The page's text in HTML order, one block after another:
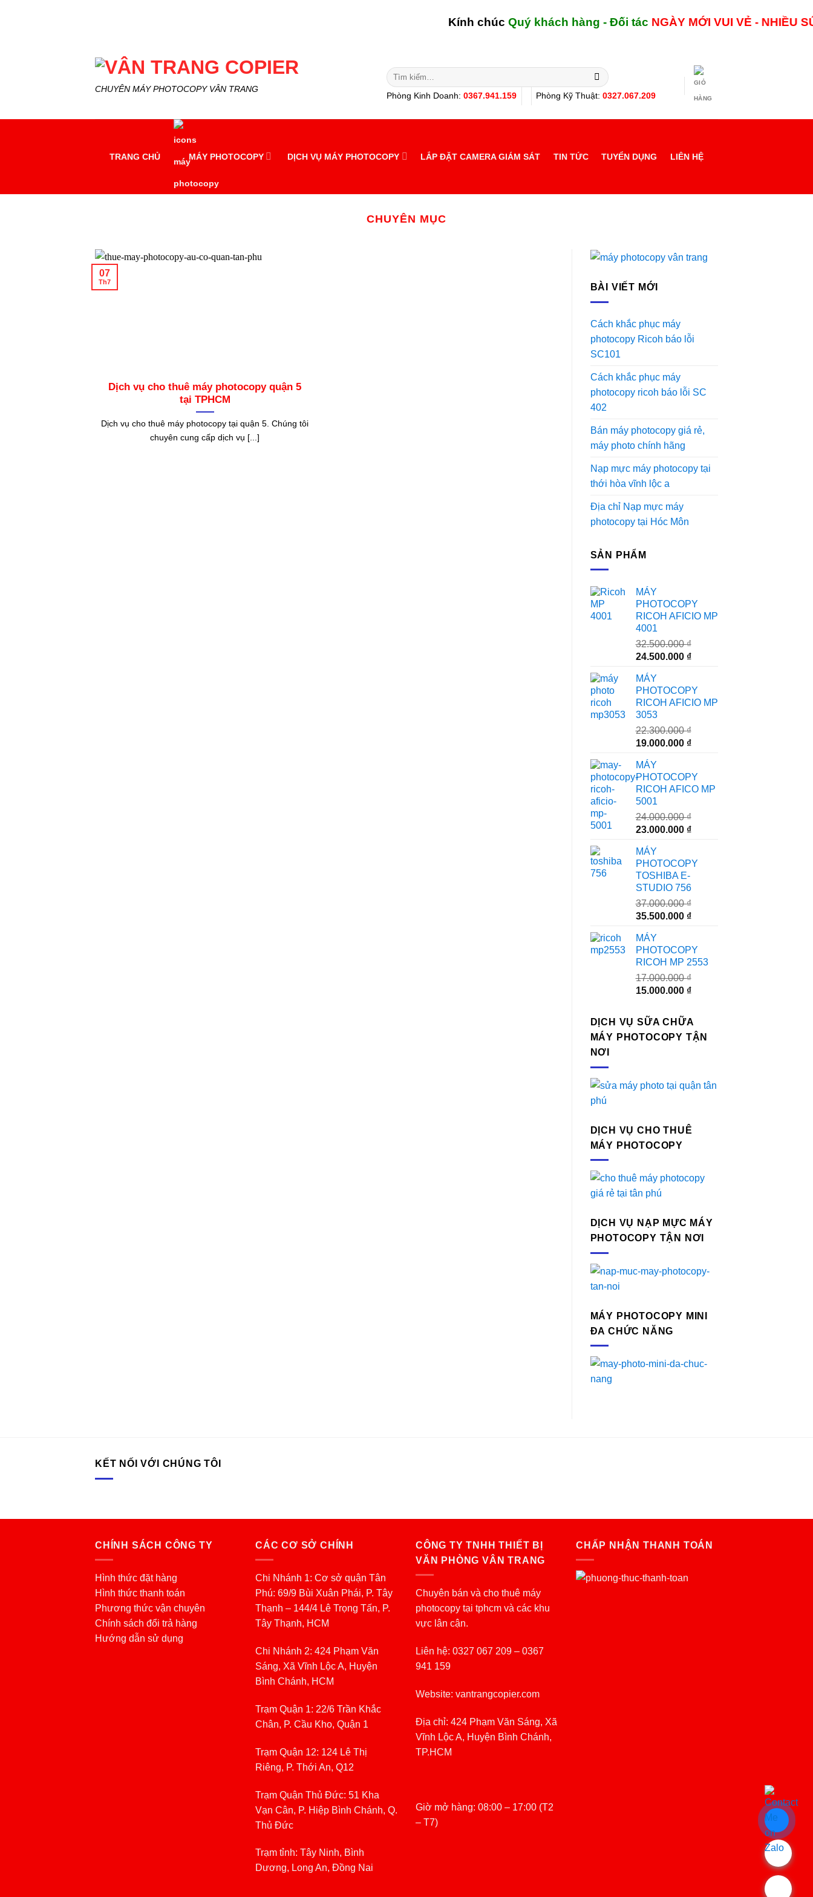
Kính chúcQuý khách hàng - Đối tácNGÀY MỚI VUI VẺ - NHIỀU SỨC
CHUYÊN MÁY PHOTOCOPY VÂN TRANG
Tìm
kiếm:
Phòng Kinh Doanh: 0367.941.159 Phòng Kỹ Thuật: 0327.067.209
TRANG CHỦ MÁY PHOTOCOPY DỊCH VỤ MÁY PHOTOCOPY LẮP ĐẶT CAMERA GIÁM SÁT TIN TỨC TUYỂN DỤNG LIÊN HỆ
CHUYÊN MỤC
Dịch vụ cho thuê máy photocopy quận 5
tại TPHCM
Dịch vụ cho thuê máy photocopy tại quận 5. Chúng tôi
chuyên cung cấp dịch vụ [...]
07
Th7
BÀI VIẾT MỚI
Cách khắc phục máy
photocopy Ricoh báo lỗi
SC101
Cách khắc phục máy
photocopy ricoh báo lỗi SC
402
Bán máy photocopy giá rẻ,
máy photo chính hãng
Nạp mực máy photocopy tại
thới hòa vĩnh lộc a
Địa chỉ Nạp mực máy
photocopy tại Hóc Môn
SẢN PHẨM
MÁY
PHOTOCOPY
RICOH AFICIO MP
4001
32.500.000₫
Giá
là:
32.500.000 ₫.
24.500.000 ₫Giá
là:
24.500.000 ₫.
MÁY
PHOTOCOPY
RICOH AFICIO MP
3053
22.300.000₫
Giá
là:
22.300.000 ₫.
19.000.000 ₫Giá
là:
19.000.000 ₫.
MÁY
PHOTOCOPY
RICOH AFICO MP
5001
24.000.000₫
Giá
là:
24.000.000 ₫.
23.000.000 ₫Giá
là:
MÁY
PHOTOCOPY
TOSHIBA E-
STUDIO 756
37.000.000₫
Giá
là:
37.000.000 ₫.
35.500.000 ₫Giá
là:
35.500.000 ₫.
MÁY
PHOTOCOPY
RICOH MP 2553
17.000.000₫
Giá
17.000.000 ₫.
15.000.000 ₫Giá
là:
15.000.000 ₫.
DỊCH VỤ SỮA CHỮA
MÁY PHOTOCOPY TẬN
NƠI
DỊCH VỤ CHO THUÊ
MÁY PHOTOCOPY
DỊCH VỤ NẠP MỰC MÁY
PHOTOCOPY TẬN NƠI
MÁY PHOTOCOPY MINI
ĐA CHỨC NĂNG
KẾT NỐI VỚI CHÚNG TÔI
CHÍNH SÁCH CÔNG TY
Hình thức đặt hàng
Hình thức thanh toán
Phương thức vận chuyên
Chính sách đổi trả hàng
Hướng dẫn sử dụng
CÁC CƠ SỞ CHÍNH
Chi Nhánh 1: Cơ sở quận Tân
Phú: 69/9 Bùi Xuân Phái, P. Tây
Thạnh – 144/4 Lê Trọng Tấn, P.
Tây Thạnh, HCM
Chi Nhánh 2: 424 Phạm Văn
Sáng, Xã Vĩnh Lộc A, Huyện
Bình Chánh, HCM
Trạm Quận 1: 22/6 Trần Khắc
Chân, P. Cầu Kho, Quận 1
Trạm Quận 12: 124 Lê Thị
Riêng, P. Thới An, Q12
Trạm Quận Thủ Đức: 51 Kha
Vạn Cân, P. Hiệp Bình Chánh, Q.
Thủ Đức
Trạm tỉnh: Tây Ninh, Bình
Dương, Long An, Đồng Nai
CÔNG TY TNHH THIẾT BỊ
VĂN PHÒNG VÂN TRANG
Chuyên bán và cho thuê máy
photocopy tại tphcm và các khu
vực lân cận.
Liên hệ: 0327 067 209 – 0367
941 159
Website: vantrangcopier.com
Địa chỉ: 424 Phạm Văn Sáng, Xã
Vĩnh Lộc A, Huyện Bình Chánh,
TP.HCM
Giờ mở hàng: 08:00 – 17:00 (T2
– T7)
CHẤP NHẬN THANH TOÁN
.